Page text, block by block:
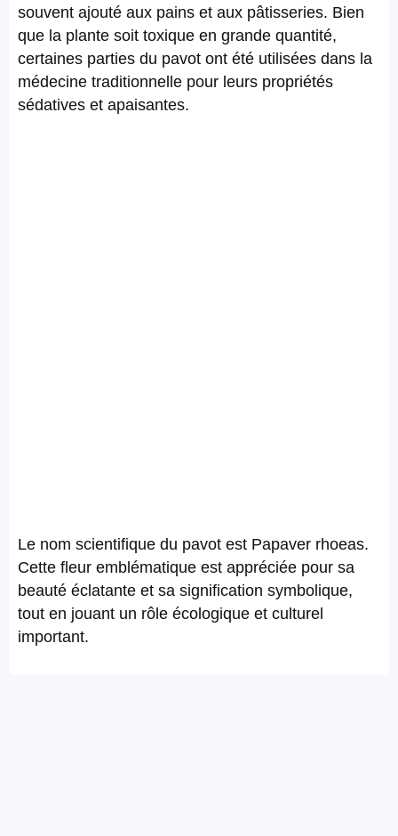
souvent ajouté aux pains et aux pâtisseries. Bien
que la plante soit toxique en grande quantité,
certaines parties du pavot ont été utilisées dans la
médecine traditionnelle pour leurs propriétés
sédatives et apaisantes.
Le nom scientifique du pavot est Papaver rhoeas.
Cette fleur emblématique est appréciée pour sa
beauté éclatante et sa signification symbolique,
tout en jouant un rôle écologique et culturel
important.